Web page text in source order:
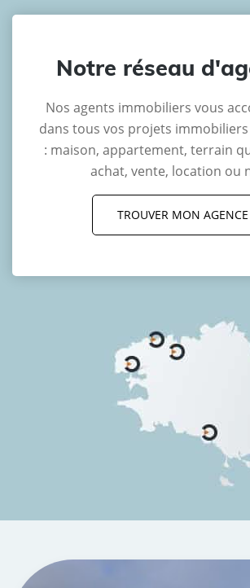
Notre réseau
Nos agents immobiliers vous
dans tous vos projets
: maison, appartement, terrain
achat, vente, location ou
TROUVER MON AGENCE